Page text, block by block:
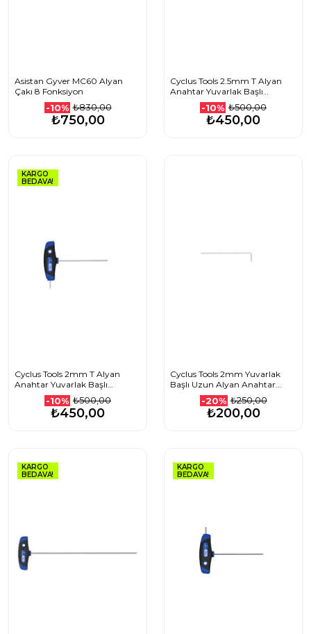
Asistan Gyver MC60 Alyan
Çakı 8 Fonksiyon
-10% ₺830,00
₺750,00
Cyclus Tools 2.5mm T Alyan
Anahtar Yuvarlak Başlı
100mm 720611
-10% ₺500,00
₺450,00
KARGO
BEDAVA!
Cyclus Tools 2mm T Alyan
Anahtar Yuvarlak Başlı
100mm 720610
-10% ₺500,00
₺450,00
Cyclus Tools 2mm Yuvarlak
Başlı Uzun Alyan Anahtar
100x16mm 720620
-20% ₺250,00
₺200,00
KARGO
BEDAVA!
KARGO
BEDAVA!